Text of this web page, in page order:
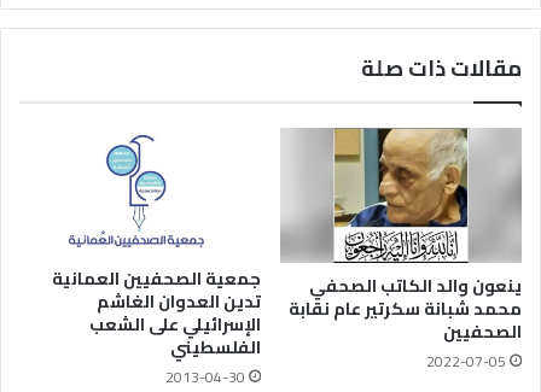
مقالات ذات صلة
ينعون والد الكاتب الصحفي
محمد شبانة سكرتير عام نقابة
الصحفيين
2022-07-05
جمعية الصحفيين العمانية
تدين العدوان الغاشم
الإسرائيلي على الشعب
الفلسطيني
2013-04-30